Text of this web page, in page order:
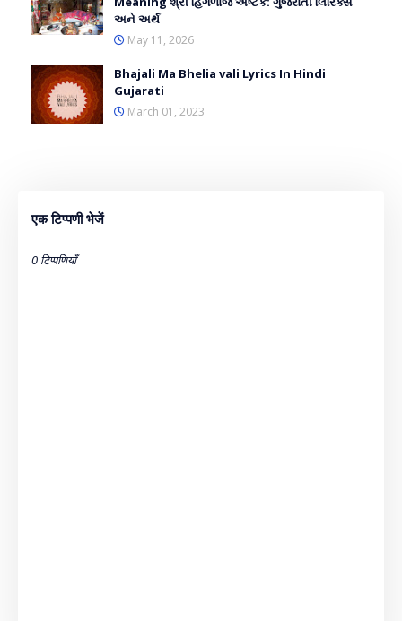
અને અર્થ
May 11, 2026
Bhajali Ma Bhelia vali Lyrics In Hindi
Gujarati
March 01, 2023
एक टिप्पणी भेजें
0 टिप्पणियाँ